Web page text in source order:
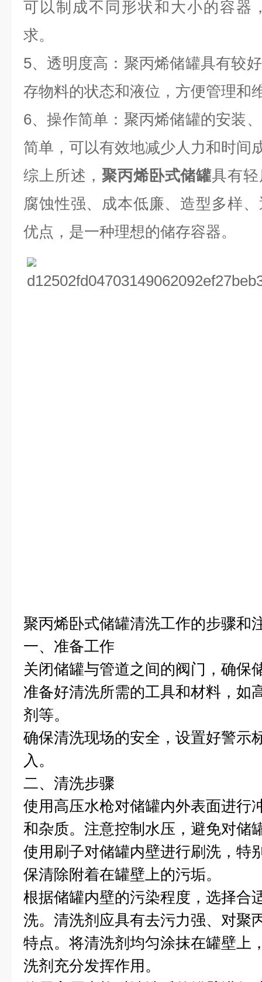
可以制成不同形状和大小的容器
求。
5、透明度高：聚丙烯储罐具有较
存物料的状态和液位，方便管理和
6、操作简单：聚丙烯储罐的安装
简单，可以有效地减少人力和时间
综上所述，聚丙烯卧式储罐具有
腐蚀性强、成本低廉、造型多样
优点，是一种理想的储存容器。
聚丙烯卧式储罐清洗工作的步骤和
一、准备工作
关闭储罐与管道之间的阀门，确
准备好清洗所需的工具和材料，如
剂等。
确保清洗现场的安全，设置好警示
入。
二、清洗步骤
使用高压水枪对储罐内外表面进行
和杂质。注意控制水压，避免对
使用刷子对储罐内壁进行刷洗，特
保清除附着在罐壁上的污垢。
根据储罐内壁的污染程度，选择合
洗。清洗剂应具有去污力强、对聚
特点。将清洗剂均匀涂抹在罐壁上
洗剂充分发挥作用。